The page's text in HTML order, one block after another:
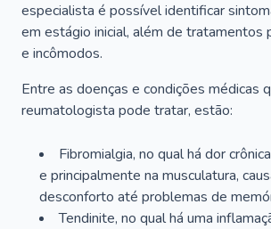
especialista é possível identificar
em estágio inicial, além de tratamentos
e incômodos.
Entre as doenças e condições médicas
reumatologista pode tratar, estão:
Fibromialgia, no qual há dor
e principalmente na musculatura,
desconforto até problemas de
Tendinite, no qual há uma